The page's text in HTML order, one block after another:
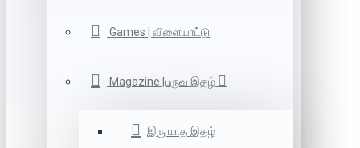
Games | விளையாட்டு
Magazine |பருவ இதழ்
இரு மாத இதழ்